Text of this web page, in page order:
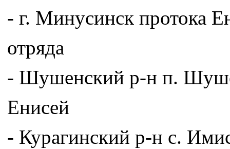
- г. Минусинск протока
отряда
- Шушенский р-н п.
Енисей
- Курагинский р-н с.